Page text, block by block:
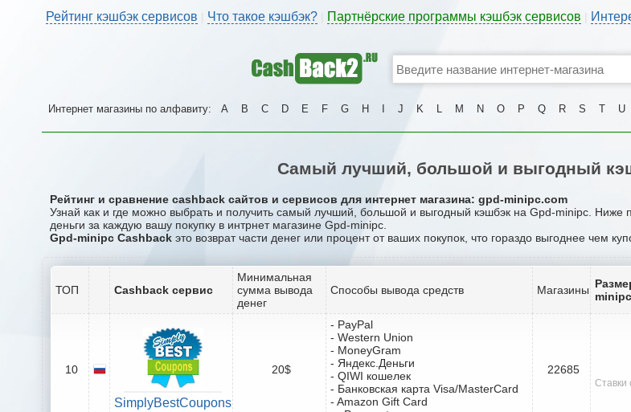
Рейтинг кэшбэк сервисов Что такое кэшбэк? Партнёрские программы кэшбэк сервисов
Интернет магазины по алфавиту: A B C D E F G H J K L M N O P Q R S T U
Самый лучший, большой и выгодный
Рейтинг и сравнение cashback сайтов и сервисов для интернет магазина: gpd-minipc.com
Узнай как и где можно выбрать и получить самый лучший, большой и выгодный кэшбэк на Gpd-minipc. Ниже
деньги за каждую вашу покупку в интрнет магазине Gpd-minipc.
Gpd-minipc Cashback это возврат части денег или процент от ваших покупок, что гораздо выгоднее чем
ТОП Cashback сервис
Минимальная
сумма вывода
денег
Способы вывода средств Магазины minipc
10
SimplyBestCoupons
20$
- PayPal
- Western Union
- MoneyGram
- Яндекс.Деньги
- QIWI кошелек
- Банковская карта Visa/MasterCard
- Amazon Gift Card
22685
Ставки